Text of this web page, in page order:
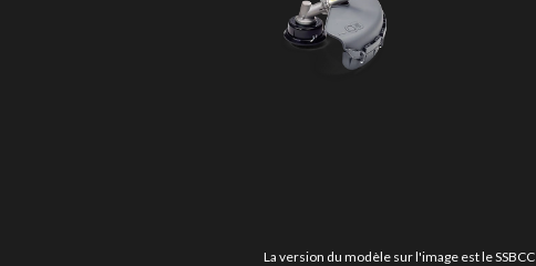
La version du modèle sur l'image est le SSBCC